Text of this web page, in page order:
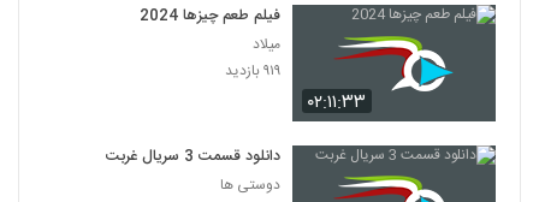
۰۲:۱۱:۳۳
فیلم طعم چیزها 2024
میلاد
۹۱۹ بازدید
دانلود قسمت 3 سریال غربت
دوستی ها